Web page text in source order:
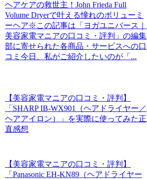
ヘアケアの救世主！John Frieda Full
Volume Dryerで叶える憧れのボリューミ
ーヘア※この記事は「ヨガユニバース｜
美容家電マニアの口コミ・評判」の編集
部に寄せられた各商品・サービスへの口
コミ今日、私がご紹介したいのが「...
【美容家電マニアの口コミ・評判】
「SHARP IB-WX901（ヘアドライヤー／
ヘアアイロン）」を実際に使ってみた正
直感想
【美容家電マニアの口コミ・評判】
「Panasonic EH-KN89（ヘアドライヤー